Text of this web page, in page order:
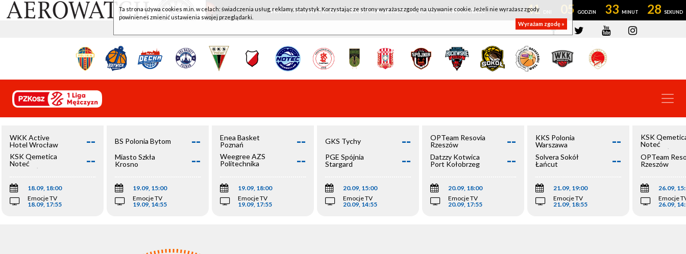
WKK ACTIVE HOTEL WROCŁAW - KSK QEMETICA NOTEĆ INOWROCŁAW 41 05 33 28
WKK Active
Hotel Wrocław
--
KSK Qemetica
Noteć
Inowrocław
--
18.09, 18:00
Emocje TV
18.09, 17:55
BS Polonia Bytom --
Miasto Szkła
Krosno
--
19.09, 15:00
Emocje TV
19.09, 14:55
Enea Basket
Poznań
--
Weegree AZS
Politechnika
--
19.09, 18:00
Emocje TV
19.09, 17:55
GKS Tychy --
PGE Spójnia
Stargard
--
20.09, 15:00
Emocje TV
20.09, 14:55
OPTeam Resovia
Rzeszów
--
Datzzy Kotwica
Port Kołobrzeg
--
20.09, 18:00
Emocje TV
20.09, 17:55
KKS Polonia
Warszawa
--
Solvera Sokół
Łańcut
--
21.09, 19:00
Emocje TV
21.09, 18:55
KSK
Noteć
Inowrocław
OPTeam
Rzeszów
26.09,
Emocje
26.09,
Ta strona używa cookies m.in. w celach: świadczenia usług, reklamy, statystyk. Korzystając ze strony wyrażasz zgodę na używanie cookie. Jeżeli nie wyrażasz zgody
powinieneś zmienić ustawienia swojej przeglądarki.
Wyrażam zgodę »